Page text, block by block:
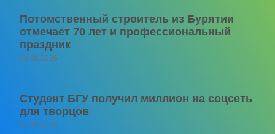
Потомственный строитель из Бурятии
отмечает 70 лет и профессиональный
праздник
06.08.2026
Студент БГУ получил миллион на соцсеть
для творцов
06.08.2026